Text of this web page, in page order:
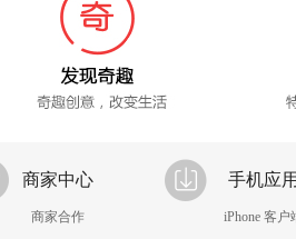
商家中心
商家合作
手机应用
iPhone 客户